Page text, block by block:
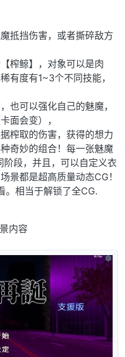
抵挡伤害，或者撕碎敌方
榨鲸】，对象可以是肉
有度有1~3个不同技能，
也可以强化自己的魅魔，
面会变），
榨取的伤害，获得的想力
奇妙的组合！每一张魅魔
段，并且，可以自定义衣
景都是超高质量动态CG！
相当于解锁了全CG.
内容